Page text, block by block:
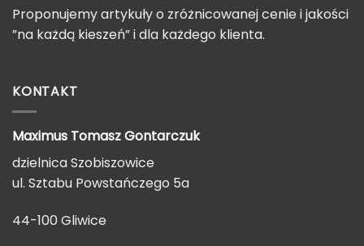
Proponujemy artykuły o zróżnicowanej cenie i jakości
”na każdą kieszeń” i dla każdego klienta.
KONTAKT
Maximus TomaszGontarczuk
dzielnica Szobiszowice
ul. Sztabu Powstańczego 5a
44-100 Gliwice